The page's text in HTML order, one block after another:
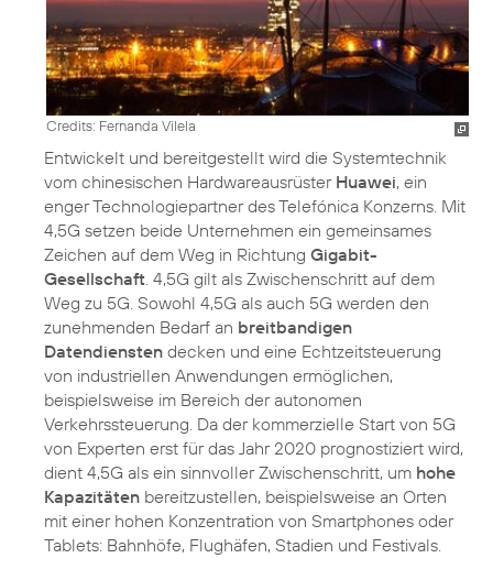
Credits: Fernanda Vilela
Entwickelt und bereitgestellt wird die Systemtechnik
vom chinesischen Hardwareausrüster Huawei, ein
enger Technologiepartner des Telefónica Konzerns. Mit
4,5G setzen beide Unternehmen ein gemeinsames
Zeichen auf dem Weg in Richtung Gigabit-
Gesellschaft . 4,5G gilt als Zwischenschritt auf dem
Weg zu 5G. Sowohl 4,5G als auch 5G werden den
zunehmenden Bedarf an breitbandigen
Datendiensten decken und eine Echtzeitsteuerung
von industriellen Anwendungen ermöglichen,
beispielsweise im Bereich der autonomen
Verkehrssteuerung. Da der kommerzielle Start von 5G
von Experten erst für das Jahr 2020 prognostiziert wird,
dient 4,5G als ein sinnvoller Zwischenschritt, um hohe
Kapazitäten bereitzustellen, beispielsweise an Orten
mit einer hohen Konzentration von Smartphones oder
Tablets: Bahnhöfe, Flughäfen, Stadien und Festivals.